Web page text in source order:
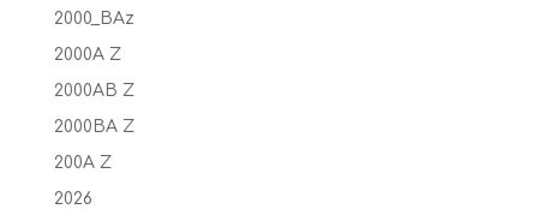
2000_BAz
2000A Z
2000AB Z
2000BA Z
200A Z
2026